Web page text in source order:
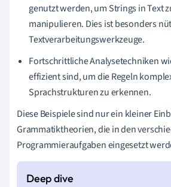
genutzt werden, um Strings in Text
manipulieren. Dies ist besonders
Textverarbeitungswerkzeuge.
Fortschrittliche Analysetechniken
effizient sind, um die Regeln
Sprachstrukturen zu erkennen.
Diese Beispiele sind nur ein kleiner
Grammatiktheorien, die in den
Programmieraufgaben eingesetzt